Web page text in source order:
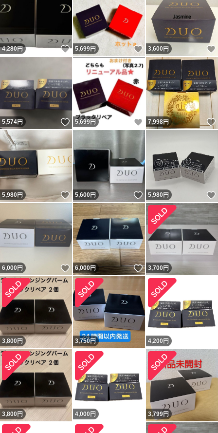
4,280円 いいね！
5,699円 いいね！
3,600円
5,574円 いいね！
5,699円 いいね！
7,998円
5,980円 いいね！
5,600円 いいね！
5,980円
6,000円 いいね！
6,000円 いいね！
3,700円
3,800円 3,750円 4,200 円
3,800円 4,000 円 3,799円